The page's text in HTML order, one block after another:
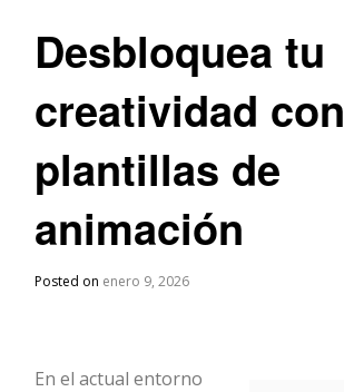
Desbloquea tu
creatividad con
plantillas de
animación
Posted on enero 9, 2026
En el actual entorno